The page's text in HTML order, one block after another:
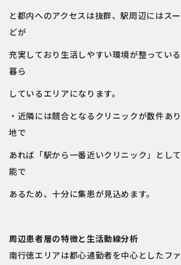
と都内へのアクセスは抜群、駅周辺にはス
どが
充実しており生活しやすい環境が整ってい
暮ら
しているエリアになります。
・近隣には競合となるクリニックが数件あ
地で
あれば「駅から一番近いクリニック」とし
能で
あるため、十分に集患が見込めます。
周辺患者層の特徴と生活動線分析
南行徳エリアは都心通勤者を中心としたフ